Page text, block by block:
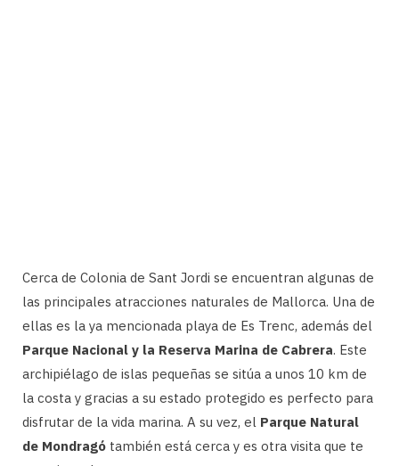
Cerca de Colonia de Sant Jordi se encuentran algunas de
las principales atracciones naturales de Mallorca. Una de
ellas es la ya mencionada playa de Es Trenc, además del
Parque Nacional y la Reserva Marina de Cabrera. Este
archipiélago de islas pequeñas se sitúa a unos 10 km de
la costa y gracias a su estado protegido es perfecto para
disfrutar de la vida marina. A su vez, el Parque Natural
de Mondragó también está cerca y es otra visita que te